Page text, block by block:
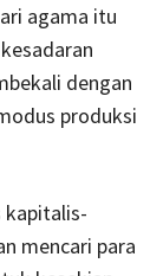
agama itu
dengan
produksi
kapitalis-
mencari para